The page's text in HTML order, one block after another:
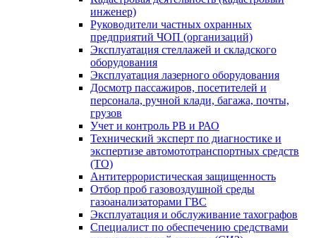
инженер)
Руководители частных охранных
предприятий ЧОП (организаций)
Эксплуатация стеллажей и складского
оборудования
Эксплуатация лазерного оборудования
Досмотр пассажиров, посетителей и
персонала, ручной клади, багажа, почты,
грузов
Учет и контроль РВ и РАО
Технический эксперт по диагностике и
экспертизе автомототранспортных средств
(ТО)
Антитеррористическая защищенность
Отбор проб газовоздушной среды
газоанализаторами ГВС
Эксплуатация и обслуживание тахографов
Специалист по обеспечению средствами